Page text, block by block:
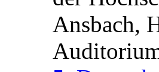
Ansbach,